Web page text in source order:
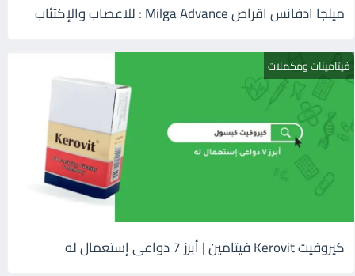
ميلجا ادفانس اقراص Milga Advance : للاعصاب والإكتئاب
فيتامينات ومكملات
كيروفيت Kerovit فيتامين | أبرز 7 دواعى إستعمال له